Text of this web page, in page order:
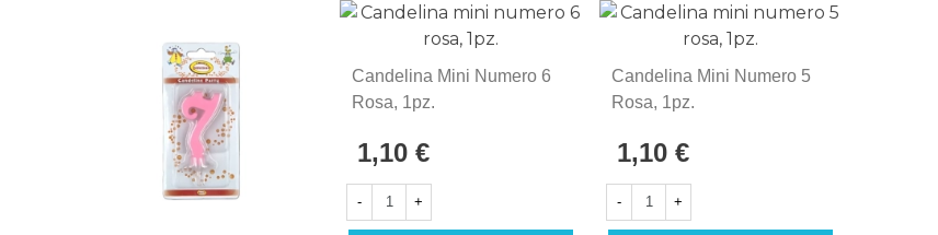
Candelina Mini Numero 6
Rosa, 1pz.
1,10 €
- +
Candelina Mini Numero 5
Rosa, 1pz.
1,10 €
- +